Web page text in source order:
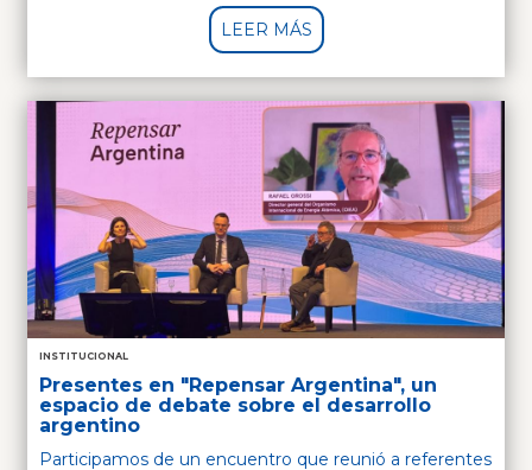
LEER MÁS
INSTITUCIONAL
Presentes en "Repensar Argentina", un
espacio de debate sobre el desarrollo
argentino
Participamos de un encuentro que reunió a referentes